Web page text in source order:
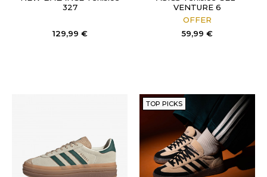
327
129,99 €
VENTURE 6
OFFER
59,99 €
TOP PICKS